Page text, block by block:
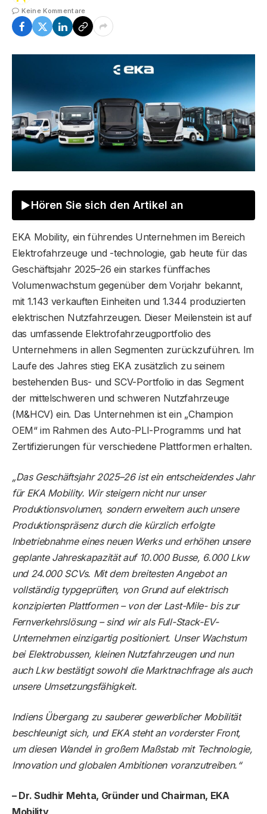
Keine Kommentare
Hören Sie sich den Artikel an
EKA Mobility, ein führendes Unternehmen im Bereich
Elektrofahrzeuge und -technologie, gab heute für das
Geschäftsjahr 2025–26 ein starkes fünffaches
Volumenwachstum gegenüber dem Vorjahr bekannt,
mit 1.143 verkauften Einheiten und 1.344 produzierten
elektrischen Nutzfahrzeugen. Dieser Meilenstein ist auf
das umfassende Elektrofahrzeugportfolio des
Unternehmens in allen Segmenten zurückzuführen. Im
Laufe des Jahres stieg EKA zusätzlich zu seinem
bestehenden Bus- und SCV-Portfolio in das Segment
der mittelschweren und schweren Nutzfahrzeuge
(M&HCV) ein. Das Unternehmen ist ein „Champion
OEM“ im Rahmen des Auto-PLI-Programms und hat
Zertifizierungen für verschiedene Plattformen erhalten.
„Das Geschäftsjahr 2025–26 ist ein entscheidendes Jahr
für EKA Mobility. Wir steigern nicht nur unser
Produktionsvolumen, sondern erweitern auch unsere
Produktionspräsenz durch die kürzlich erfolgte
Inbetriebnahme eines neuen Werks und erhöhen unsere
geplante Jahreskapazität auf 10.000 Busse, 6.000 Lkw
und 24.000 SCVs. Mit dem breitesten Angebot an
vollständig typgeprüften, von Grund auf elektrisch
konzipierten Plattformen – von der Last-Mile- bis zur
Fernverkehrslösung – sind wir als Full-Stack-EV-
Unternehmen einzigartig positioniert. Unser Wachstum
bei Elektrobussen, kleinen Nutzfahrzeugen und nun
auch Lkw bestätigt sowohl die Marktnachfrage als auch
unsere Umsetzungsfähigkeit.
Indiens Übergang zu sauberer gewerblicher Mobilität
beschleunigt sich, und EKA steht an vorderster Front,
um diesen Wandel in großem Maßstab mit Technologie,
Innovation und globalen Ambitionen voranzutreiben.“
– Dr. Sudhir Mehta, Gründer und Chairman, EKA
Mobility